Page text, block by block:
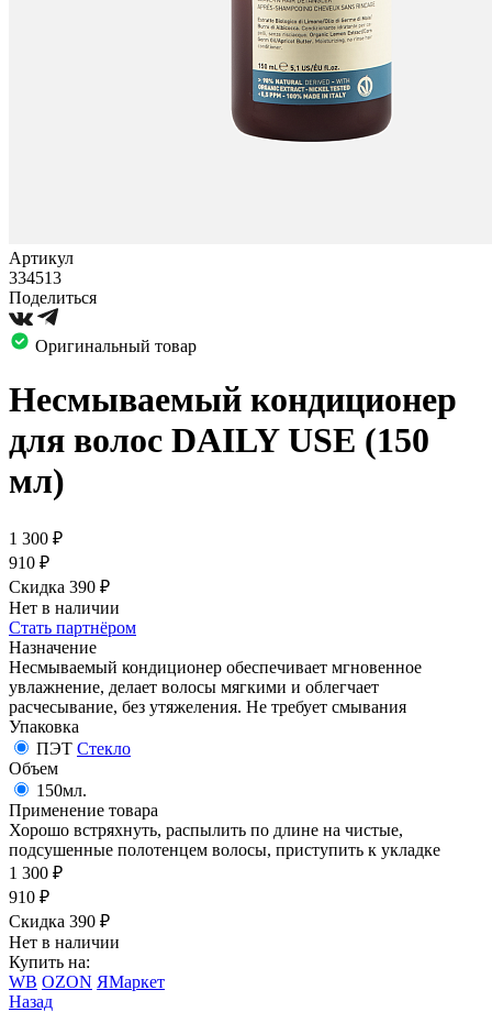
Артикул
334513
Поделиться
Оригинальный товар
Несмываемый кондиционер
для волос DAILY USE (150
мл)
1 300 ₽
910 ₽
Скидка 390 ₽
Нет в наличии
Стать партнёром
Назначение
Несмываемый кондиционер обеспечивает мгновенное
увлажнение, делает волосы мягкими и облегчает
расчесывание, без утяжеления. Не требует смывания
Упаковка
ПЭТ Стекло
Объем
150мл.
Применение товара
Хорошо встряхнуть, распылить по длине на чистые,
подсушенные полотенцем волосы, приступить к укладке
1 300 ₽
910 ₽
Скидка 390 ₽
Нет в наличии
Купить на:
WB OZON ЯМаркет
Назад